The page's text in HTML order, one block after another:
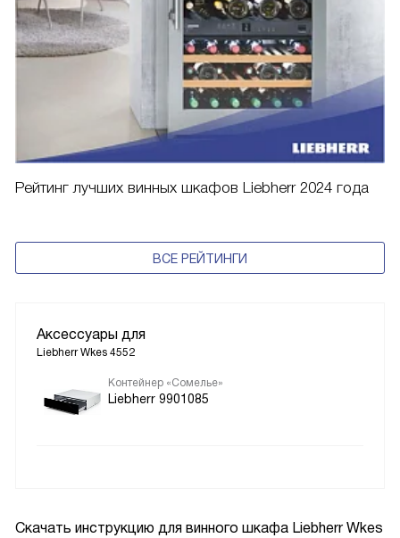
Скачать инструкцию для винного шкафа Liebherr Wkes
Рейтинг лучших винных шкафов Liebherr 2024 года
ВСЕ РЕЙТИНГИ
Аксессуары для
Liebherr Wkes 4552
Контейнер «Сомелье»
Liebherr 9901085